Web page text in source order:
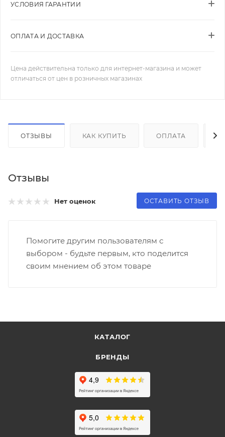
УСЛОВИЯ ГАРАНТИИ
ОПЛАТА И ДОСТАВКА
Цена действительна только для интернет-магазина и может
отличаться от цен в розничных магазинах
ОТЗЫВЫ КАК КУПИТЬ ОПЛАТА
Отзывы
Нет оценок ОСТАВИТЬ ОТЗЫВ
Помогите другим пользователям с
выбором - будьте первым, кто поделится
своим мнением об этом товаре
КАТАЛОГ
БРЕНДЫ